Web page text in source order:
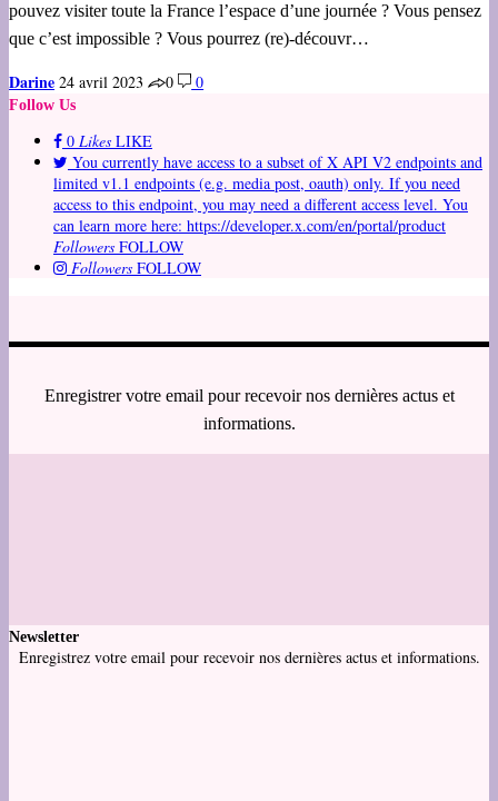
pouvez visiter toute la France l’espace d’une journée ? Vous pensez
que c’est impossible ? Vous pourrez (re)-découvr…
Darine 24 avril 2023 0 0
Follow Us
0 Likes LIKE
You currently have access to a subset of X API V2 endpoints and
limited v1.1 endpoints (e.g. media post, oauth) only. If you need
access to this endpoint, you may need a different access level. You
can learn more here: https://developer.x.com/en/portal/product
Followers FOLLOW
Followers FOLLOW
Enregistrer votre email pour recevoir nos dernières actus et
informations.
Newsletter
Enregistrez votre email pour recevoir nos dernières actus et informations.